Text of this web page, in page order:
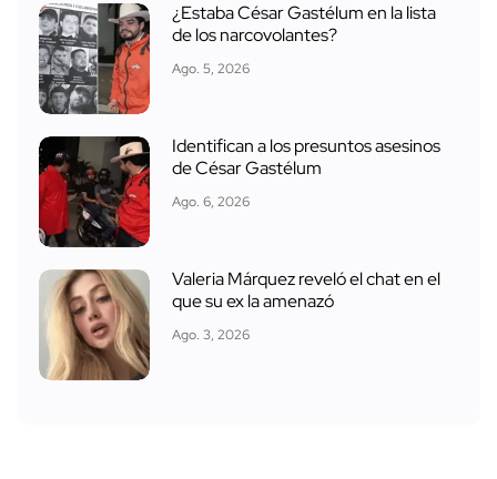
¿Estaba César Gastélum en la lista
de los narcovolantes?
Ago. 5, 2026
Identifican a los presuntos asesinos
de César Gastélum
Ago. 6, 2026
Valeria Márquez reveló el chat en el
que su ex la amenazó
Ago. 3, 2026